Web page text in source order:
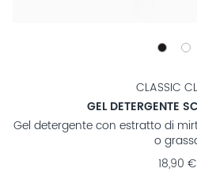
CLASSIC
GEL DETERGENTE
Gel detergente con estratto di
o
18,90 €